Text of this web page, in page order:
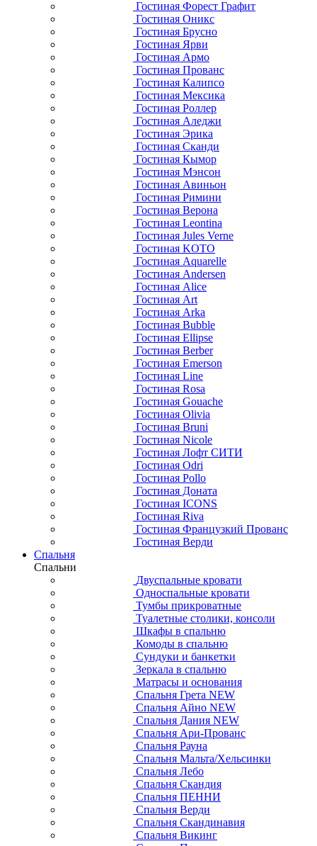
Гостиная Форест Графит
Гостиная Оникс
Гостиная Брусно
Гостиная Ярви
Гостиная Армо
Гостиная Прованс
Гостиная Калипсо
Гостиная Мексика
Гостиная Роллер
Гостиная Аледжи
Гостиная Эрика
Гостиная Сканди
Гостиная Кымор
Гостиная Мэнсон
Гостиная Авиньон
Гостиная Римини
Гостиная Верона
Гостиная Leontina
Гостиная Jules Verne
Гостиная KOTO
Гостиная Aquarelle
Гостиная Andersen
Гостиная Alice
Гостиная Art
Гостиная Arka
Гостиная Bubble
Гостиная Ellipse
Гостиная Berber
Гостиная Emerson
Гостиная Line
Гостиная Rosa
Гостиная Gouache
Гостиная Olivia
Гостиная Bruni
Гостиная Nicole
Гостиная Лофт СИТИ
Гостиная Odri
Гостиная Pollo
Гостиная Доната
Гостиная ICONS
Гостиная Riva
Гостиная Французкий Прованс
Гостиная Верди
Спальня
Спальни
Двуспальные кровати
Односпальные кровати
Тумбы прикроватные
Туалетные столики, консоли
Шкафы в спальню
Комоды в спальню
Сундуки и банкетки
Зеркала в спальню
Матрасы и основания
Спальня Грета NEW
Спальня Айно NEW
Спальня Дания NEW
Спальня Ари-Прованс
Спальня Рауна
Спальня Мальта/Хельсинки
Спальня Лебо
Спальня Скандия
Спальня ПЕННИ
Спальня Верди
Спальня Скандинавия
Спальня Викинг